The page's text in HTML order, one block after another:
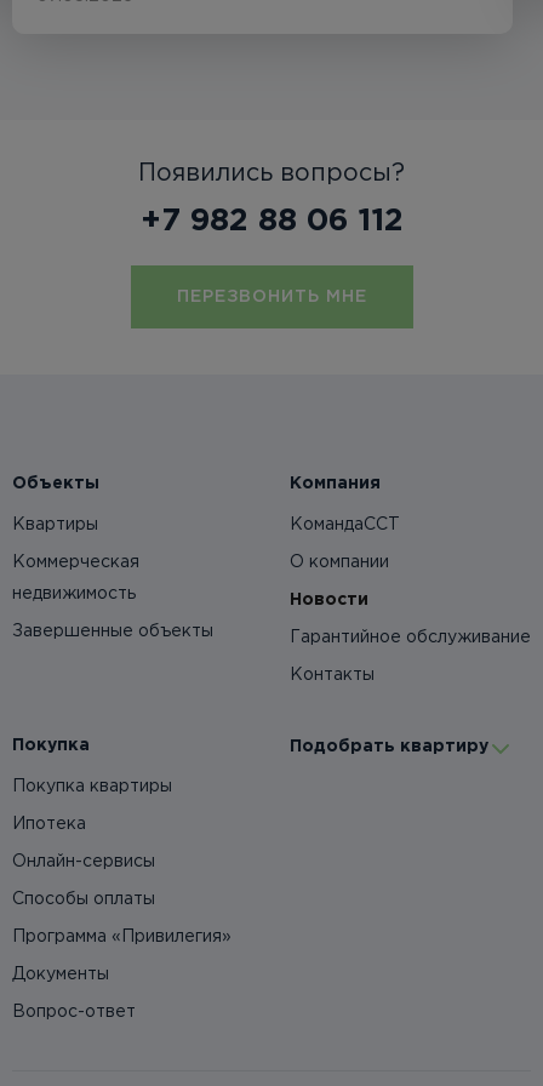
Появились вопросы?
+7 982 88 06 112
ПЕРЕЗВОНИТЬ МНЕ
Объекты
Квартиры
Коммерческая
недвижимость
Завершенные объекты
Компания
КомандаССТ
О компании
Новости
Гарантийное обслуживание
Контакты
Покупка
Покупка квартиры
Ипотека
Онлайн-сервисы
Способы оплаты
Программа «Привилегия»
Документы
Вопрос-ответ
Подобрать квартиру